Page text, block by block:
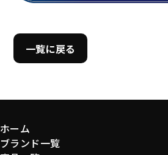
一覧に戻る
ホーム
ブランド一覧